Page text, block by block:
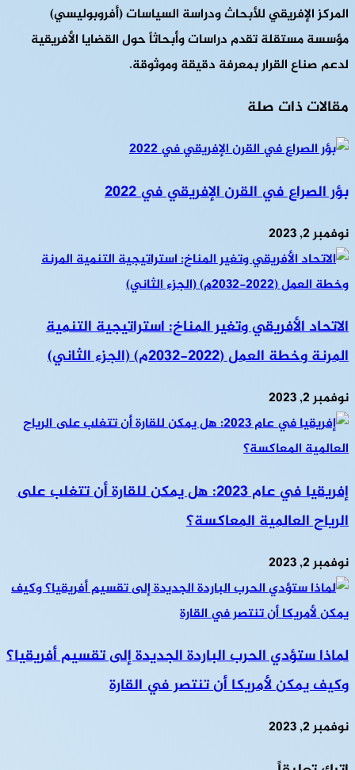
المركز الإفريقي للأبحاث ودراسة السياسات (أفروبوليسي)
مؤسسة مستقلة تقدم دراسات وأبحاثاً حول القضايا الأفريقية
لدعم صناع القرار بمعرفة دقيقة وموثوقة.
مقالات ذات صلة
بؤر الصراع في القرن الإفريقي في 2022
نوفمبر 2, 2023
الاتحاد الأفريقي وتغير المناخ: استراتيجية التنمية
المرنة وخطة العمل (2022-2032م) (الجزء الثاني)
نوفمبر 2, 2023
إفريقيا في عام 2023: هل يمكن للقارة أن تتغلب على
الرياح العالمية المعاكسة؟
نوفمبر 2, 2023
لماذا ستؤدي الحرب الباردة الجديدة إلى تقسيم أفريقيا؟
وكيف يمكن لأمريكا أن تنتصر في القارة
نوفمبر 2, 2023